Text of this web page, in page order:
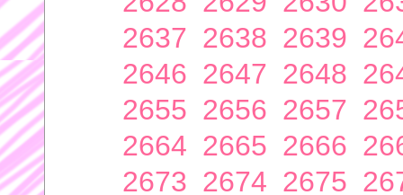
2637 2638 2639
2646 2647 2648
2655 2656 2657
2664 2665 2666
2673 2674 2675